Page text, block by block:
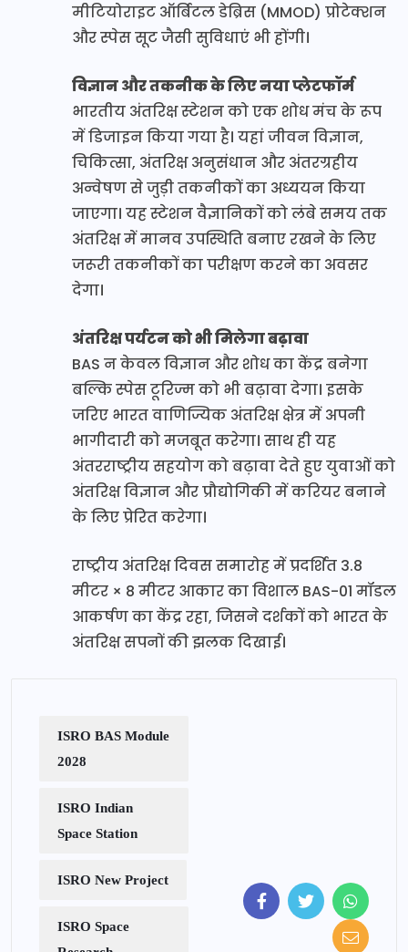
मीटियोराइट ऑर्बिटल डेब्रिस (MMOD) प्रोटेक्शन
और स्पेस सूट जैसी सुविधाएं भी होंगी।
विज्ञान और तकनीक के लिए नया प्लेटफॉर्म
भारतीय अंतरिक्ष स्टेशन को एक शोध मंच के रूप
में डिजाइन किया गया है। यहां जीवन विज्ञान,
चिकित्सा, अंतरिक्ष अनुसंधान और अंतरग्रहीय
अन्वेषण से जुड़ी तकनीकों का अध्ययन किया
जाएगा। यह स्टेशन वैज्ञानिकों को लंबे समय तक
अंतरिक्ष में मानव उपस्थिति बनाए रखने के लिए
जरूरी तकनीकों का परीक्षण करने का अवसर
देगा।
अंतरिक्ष पर्यटन को भी मिलेगा बढ़ावा
BAS न केवल विज्ञान और शोध का केंद्र बनेगा
बल्कि स्पेस टूरिज्म को भी बढ़ावा देगा। इसके
जरिए भारत वाणिज्यिक अंतरिक्ष क्षेत्र में अपनी
भागीदारी को मजबूत करेगा। साथ ही यह
अंतरराष्ट्रीय सहयोग को बढ़ावा देते हुए युवाओं को
अंतरिक्ष विज्ञान और प्रौद्योगिकी में करियर बनाने
के लिए प्रेरित करेगा।
राष्ट्रीय अंतरिक्ष दिवस समारोह में प्रदर्शित 3.8
मीटर × 8 मीटर आकार का विशाल BAS-01 मॉडल
आकर्षण का केंद्र रहा, जिसने दर्शकों को भारत के
अंतरिक्ष सपनों की झलक दिखाई।
ISRO BAS Module
2028
ISRO Indian
Space Station
ISRO New Project
ISRO Space